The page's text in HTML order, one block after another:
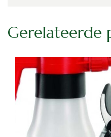
Gerelateerde